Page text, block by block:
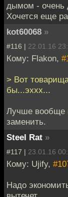
дымом - очень
Хочется еще
kot60068 »
#116 | 22.01.16
Кому: Flakon,
> Вот
бы...эххх...
Лучше вообще
заменить.
Steel Rat »
#117 | 23.01.16
Кому: Ujify,
Надо